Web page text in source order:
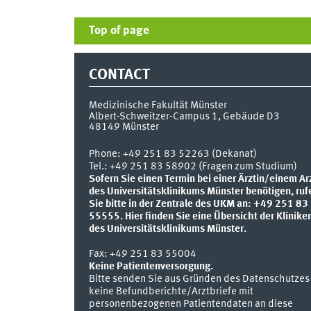
Top of page
CONTACT
Medizinische Fakultät Münster
Albert-Schweitzer-Campus 1, Gebäude D3
48149 Münster
Phone: +49 251 83 52263 (Dekanat)
Tel.: +49 251 83 58902 (Fragen zum Studium)
Sofern Sie einen Termin bei einer Ärztin/einem
des Universitätsklinikums Münster benötigen,
Sie bitte in der Zentrale des UKM an: +49 251 83
55555. Hier finden Sie eine Übersicht der
des Universitätsklinikums Münster.
Fax: +49 251 83 55004
Keine Patientenversorgung.
Bitte senden Sie aus Gründen des Datenschutzes
keine Befundberichte/Arztbriefe mit
personenbezogenen Patientendaten an diese